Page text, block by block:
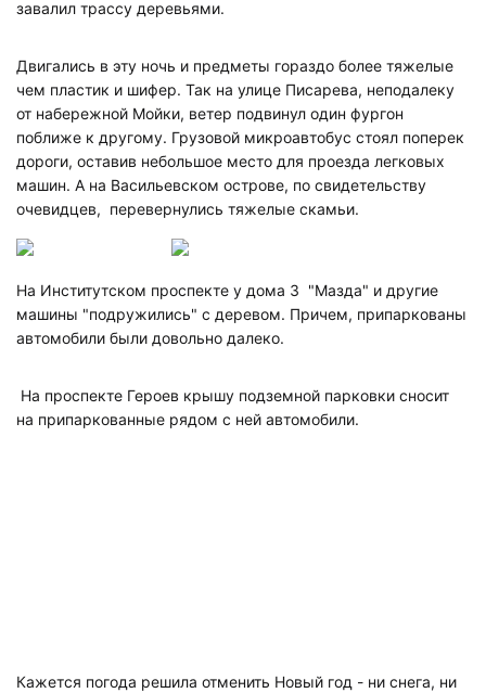
завалил трассу деревьями.
Двигались в эту ночь и предметы гораздо более тяжелые
чем пластик и шифер. Так на улице Писарева, неподалеку
от набережной Мойки, ветер подвинул один фургон
поближе к другому. Грузовой микроавтобус стоял поперек
дороги, оставив небольшое место для проезда легковых
машин. А на Васильевском острове, по свидетельству
очевидцев, перевернулись тяжелые скамьи.
На Институтском проспекте у дома 3 "Мазда" и другие
машины "подружились" с деревом. Причем, припаркованы
автомобили были довольно далеко.
На проспекте Героев крышу подземной парковки сносит
на припаркованные рядом с ней автомобили.
Кажется погода решила отменить Новый год - ни снега, ни